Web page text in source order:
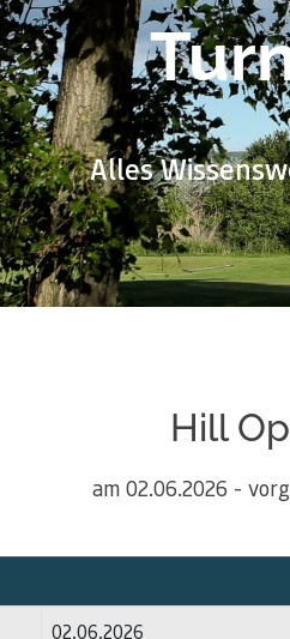
Alles
Hill
am 02.06.2026 -
02.06.2026